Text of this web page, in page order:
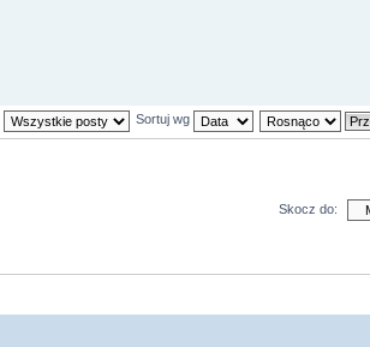
Sortuj wg
Skocz do: